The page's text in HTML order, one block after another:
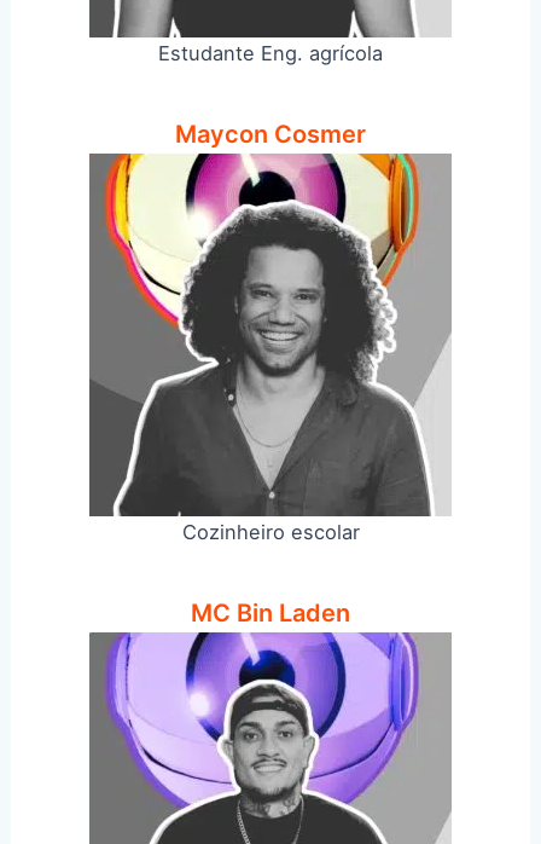
Estudante Eng. agrícola
Maycon Cosmer
Cozinheiro escolar
MC Bin Laden